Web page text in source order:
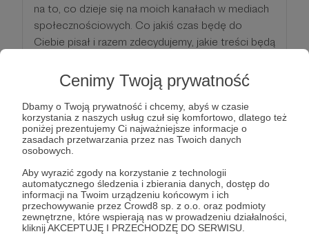
Cenimy Twoją prywatność
Dbamy o Twoją prywatność i chcemy, abyś w czasie
korzystania z naszych usług czuł się komfortowo, dlatego też
poniżej prezentujemy Ci najważniejsze informacje o
zasadach przetwarzania przez nas Twoich danych
osobowych.
Aby wyrazić zgody na korzystanie z technologii
automatycznego śledzenia i zbierania danych, dostęp do
informacji na Twoim urządzeniu końcowym i ich
przechowywanie przez Crowd8 sp. z o.o. oraz podmioty
zewnętrzne, które wspierają nas w prowadzeniu działalności,
kliknij AKCEPTUJĘ I PRZECHODZĘ DO SERWISU.
na to, co dzieje się na moich kanałach w mediach
społecznościowych. Co jakiś czas będę do
Ciebie pisał i razem zdecydujemy, jakie treści będą
50 zł
Wow! Robi się bardzo poważnie. O tym wsparciu
trzeba powiedzieć światu!